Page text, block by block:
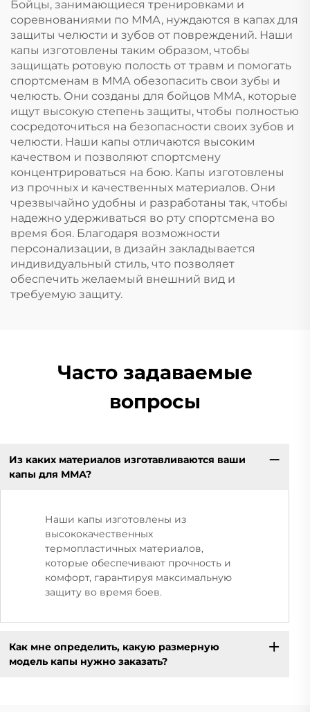
спортивная зубная
защита для футбола
Бойцы, занимающиеся тренировками и
соревнованиями по ММА, нуждаются в капах для
защиты челюсти и зубов от повреждений. Наши
капы изготовлены таким образом, чтобы
защищать ротовую полость от травм и помогать
спортсменам в ММА обезопасить свои зубы и
челюсть. Они созданы для бойцов ММА, которые
ищут высокую степень защиты, чтобы полностью
сосредоточиться на безопасности своих зубов и
челюсти. Наши капы отличаются высоким
качеством и позволяют спортсмену
концентрироваться на бою. Капы изготовлены
из прочных и качественных материалов. Они
чрезвычайно удобны и разработаны так, чтобы
надежно удерживаться во рту спортсмена во
время боя. Благодаря возможности
персонализации, в дизайн закладывается
индивидуальный стиль, что позволяет
обеспечить желаемый внешний вид и
требуемую защиту.
Часто задаваемые
вопросы
Из каких материалов изготавливаются ваши
капы для ММА?
Наши капы изготовлены из
высококачественных
термопластичных материалов,
которые обеспечивают прочность и
комфорт, гарантируя максимальную
защиту во время боев.
Как мне определить, какую размерную
модель капы нужно заказать?